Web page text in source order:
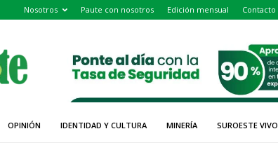
Nosotros Paute con nosotros Edición mensual Contacto
OPINIÓN IDENTIDAD Y CULTURA MINERÍA SUROESTE VIVO